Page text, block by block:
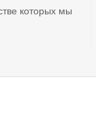
которых мы